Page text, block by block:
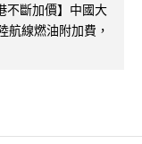
不斷加價】中國大
航線燃油附加費，